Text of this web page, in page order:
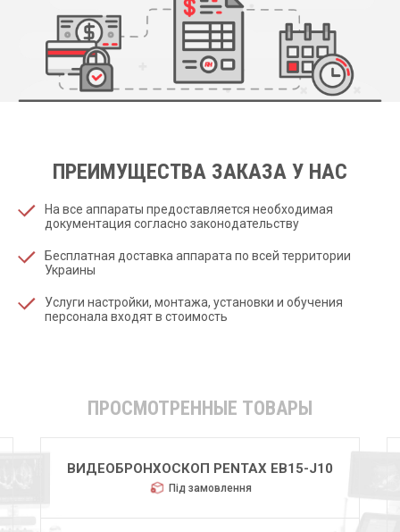
ПРЕИМУЩЕСТВА ЗАКАЗА У НАС
На все аппараты предоставляется необходимая
документация согласно законодательству
Бесплатная доставка аппарата по всей территории
Украины
Услуги настройки, монтажа, установки и обучения
персонала входят в стоимость
ПРОСМОТРЕННЫЕ ТОВАРЫ
ВИДЕОБРОНХОСКОП PENTAX EB15-J10
Під замовлення